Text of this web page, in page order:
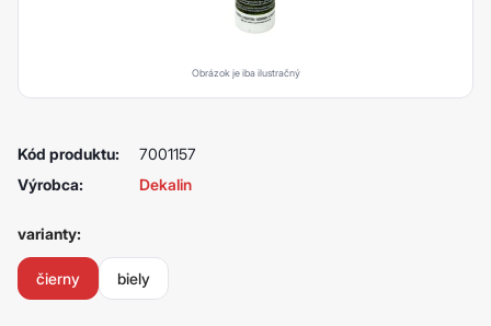
Obrázok je iba ilustračný
Kód produktu:
7001157
Výrobca:
Dekalin
varianty:
čierny biely